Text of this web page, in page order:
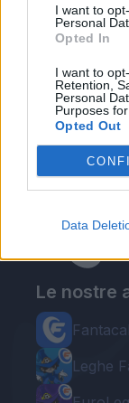
I want to
Personal
Opted In
I want to
Retention,
Personal
Purposes
Opted Out
Data
una grande
Le nostre
Leghe